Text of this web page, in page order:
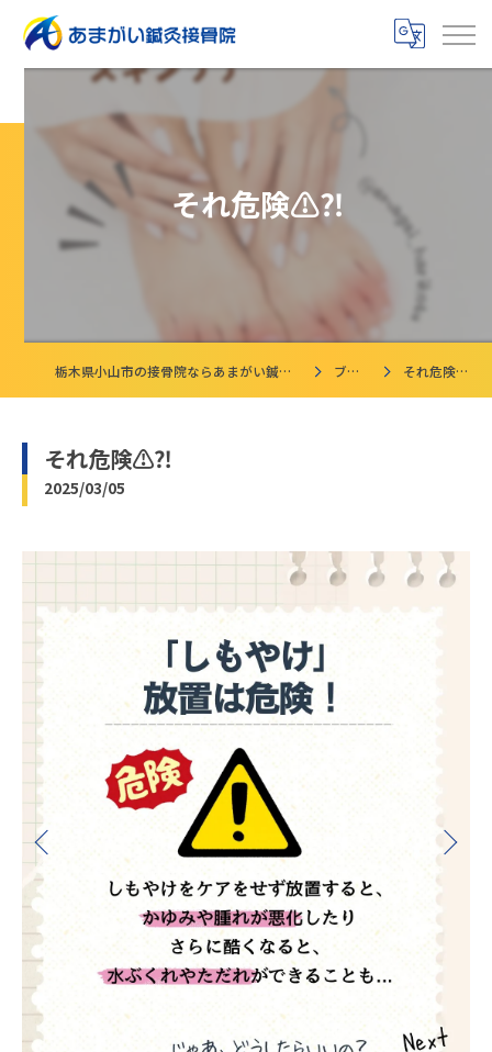
それ危険⚠️⁈
栃木県小山市の接骨院ならあまがい鍼灸接骨院 ブログ それ危険⚠️⁈
それ危険⚠️⁈
2025/03/05